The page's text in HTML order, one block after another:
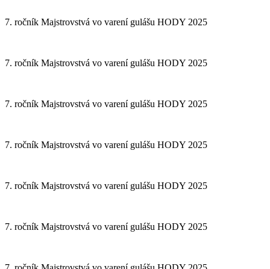
7. ročník Majstrovstvá vo varení gulášu HODY 2025
7. ročník Majstrovstvá vo varení gulášu HODY 2025
7. ročník Majstrovstvá vo varení gulášu HODY 2025
7. ročník Majstrovstvá vo varení gulášu HODY 2025
7. ročník Majstrovstvá vo varení gulášu HODY 2025
7. ročník Majstrovstvá vo varení gulášu HODY 2025